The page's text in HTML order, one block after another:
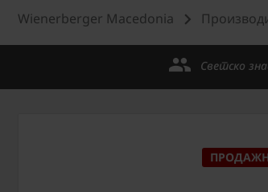
Wienerberger Macedonia
Светско